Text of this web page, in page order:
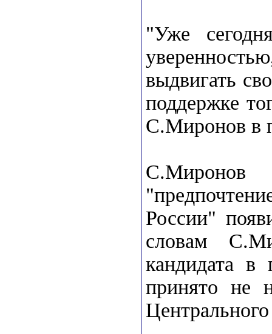
"Уже
выдвигать
поддержке
С.Миронов в
С.Миронов
России"
словам
кандидата в
принято не